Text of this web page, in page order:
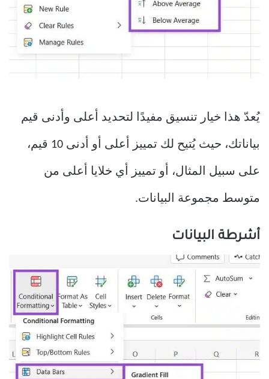
يُعدّ هذا خيار تنسيق مفيدًا لتحديد أعلى وأدنى قيم
بياناتك، حيث يُتيح لك تمييز أعلى أو أدنى 10 قيم،
على سبيل المثال، أو تمييز أي خلايا أعلى من
متوسط ​​مجموعة البيانات.
أشرطة البيانات